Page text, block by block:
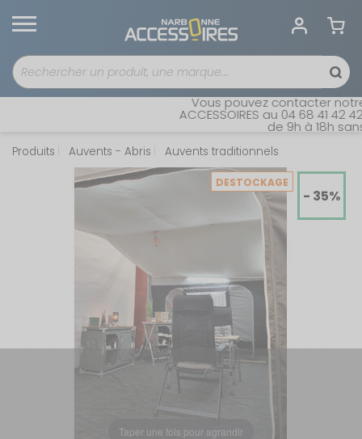
Vous pouvez contacter notre
ACCESSOIRES au 04 68 41 42
de 9h à 18h
Produits Auvents - Abris Auvents traditionnels
DESTOCKAGE
- 35%
Taper une fois pour agrandir